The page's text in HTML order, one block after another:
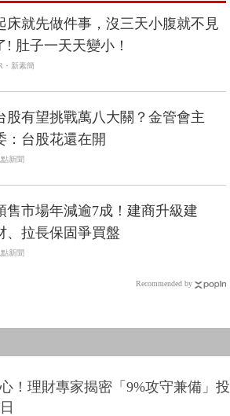
床就先做件事，沒三天小腹就不見
! 肚子一天天變小！
・新素簡
股有望挑戰萬八大關？金管會主
：台股花還在開
新聞
售市場年減逾7成！建商升級建
、拉長保固爭買盤
新聞
Recommended by
！理財專家揭密「9%攻守兼備」投